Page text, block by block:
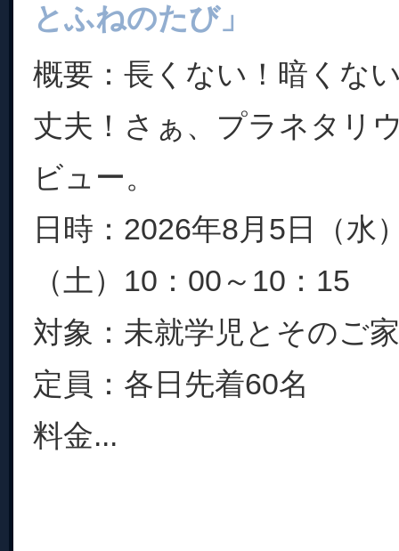
とふねのたび」
概要：長くない！暗くな
丈夫！さぁ、プラネタリ
ビュー。
日時：2026年8月5日（水
（土）10：00～10：15
対象：未就学児とそのご
定員：各日先着60名
料金...